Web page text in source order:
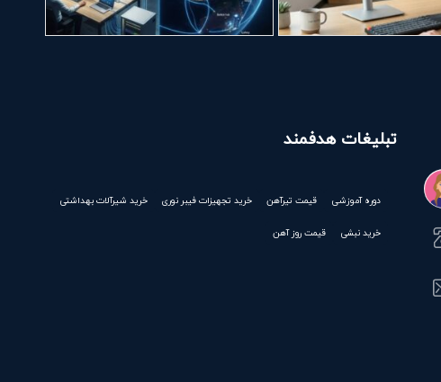
تبلیغات هدفمند
دوره آموزشی قیمت تیرآهن خرید تجهیزات فیبر نوری خرید شیرآلات بهداشتی
خرید نبشی قیمت روز آهن